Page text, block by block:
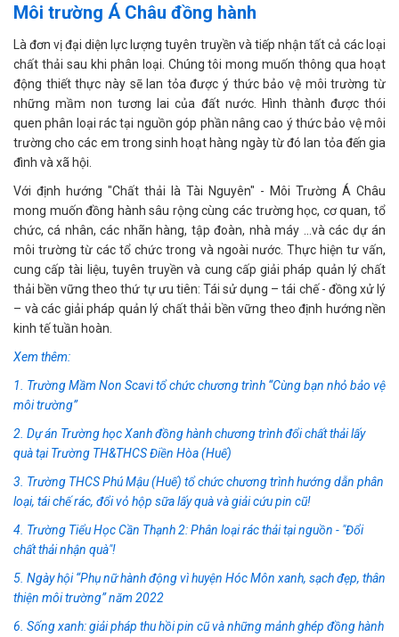
Môi trường Á Châu đồng hành
Là đơn vị đại diện lực lượng tuyên truyền và tiếp nhận tất cả các loại
chất thải sau khi phân loại. Chúng tôi mong muốn thông qua hoạt
động thiết thực này sẽ lan tỏa được ý thức bảo vệ môi trường từ
những mầm non tương lai của đất nước. Hình thành được thói
quen phân loại rác tại nguồn góp phần nâng cao ý thức bảo vệ môi
trường cho các em trong sinh hoạt hàng ngày từ đó lan tỏa đến gia
đình và xã hội.
Với định hướng "Chất thải là Tài Nguyên" - Môi Trường Á Châu
mong muốn đồng hành sâu rộng cùng các trường học, cơ quan, tổ
chức, cá nhân, các nhãn hàng, tập đoàn, nhà máy …và các dự án
môi trường từ các tổ chức trong và ngoài nước. Thực hiện tư vấn,
cung cấp tài liệu, tuyên truyền và cung cấp giải pháp quản lý chất
thải bền vững theo thứ tự ưu tiên: Tái sử dụng – tái chế - đồng xử lý
– và các giải pháp quản lý chất thải bền vững theo định hướng nền
kinh tế tuần hoàn.
Xem thêm:
1. Trường Mầm Non Scavi tổ chức chương trình “Cùng bạn nhỏ bảo vệ
môi trường”
2. Dự án Trường học Xanh đồng hành chương trình đổi chất thải lấy
quà tại Trường TH&THCS Điền Hòa (Huế)
3. Trường THCS Phú Mậu (Huế) tổ chức chương trình hướng dẫn phân
loại, tái chế rác, đổi vỏ hộp sữa lấy quà và giải cứu pin cũ!
4. Trường Tiểu Học Cần Thạnh 2: Phân loại rác thải tại nguồn - "Đổi
chất thải nhận quà"!
5. Ngày hội “Phụ nữ hành động vì huyện Hóc Môn xanh, sạch đẹp, thân
thiện môi trường” năm 2022
6. Sống xanh: giải pháp thu hồi pin cũ và những mảnh ghép đồng hành